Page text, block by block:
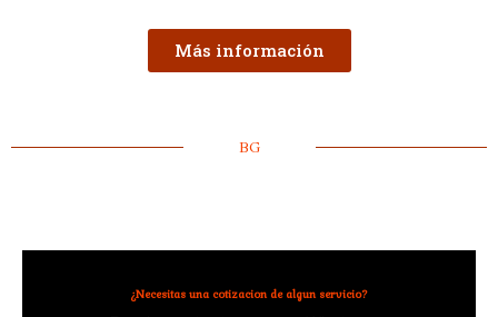
Más información
BG
¿Necesitas una cotizacion de algun servicio?